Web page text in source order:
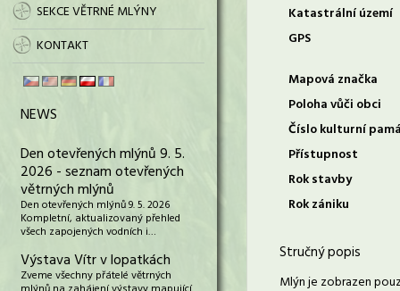
SEKCE VĚTRNÉ MLÝNY
KONTAKT
NEWS
Den otevřených mlýnů 9. 5.
2026 - seznam otevřených
větrných mlýnů
Den otevřených mlýnů 9. 5. 2026
Kompletní, aktualizovaný přehled
všech zapojených vodních i…
Výstava Vítr v lopatkách
Zveme všechny přátelé větrných
Katastrální území
GPS
Mapová značka
Poloha vůči obci
Číslo kulturní
Přístupnost
Rok stavby
Rok zániku
Stručný popis
Mlýn je zobrazen